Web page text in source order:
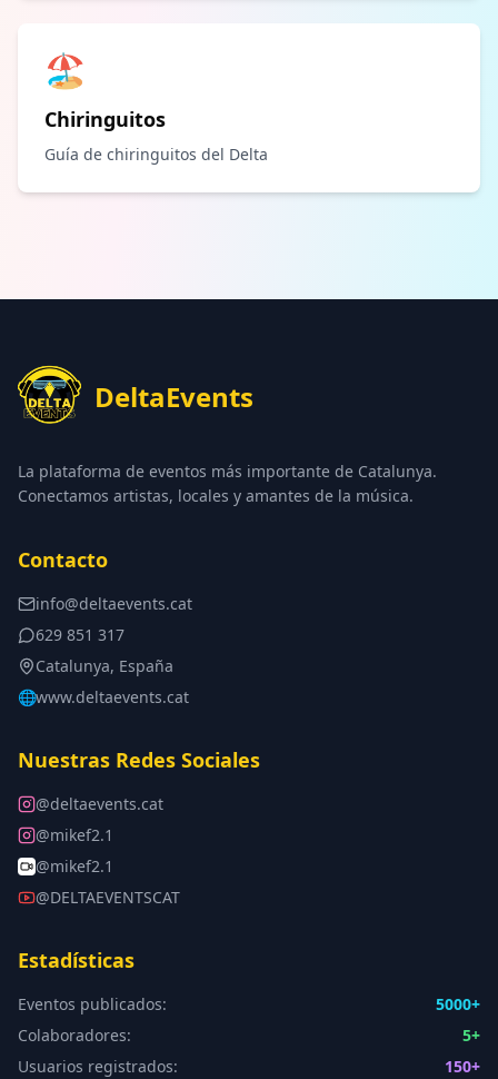
🏖️
Chiringuitos
Guía de chiringuitos del Delta
DeltaEvents
La plataforma de eventos más importante de Catalunya.
Conectamos artistas, locales y amantes de la música.
Contacto
info@deltaevents.cat
629 851 317
Catalunya, España
🌐www.deltaevents.cat
Nuestras Redes Sociales
@deltaevents.cat
@mikef2.1
@mikef2.1
@DELTAEVENTSCAT
Estadísticas
Eventos publicados: 5000+
Colaboradores:
5+
Usuarios registrados:
150+